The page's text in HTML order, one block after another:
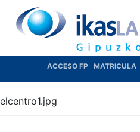
ACCESO FP MATRICULA